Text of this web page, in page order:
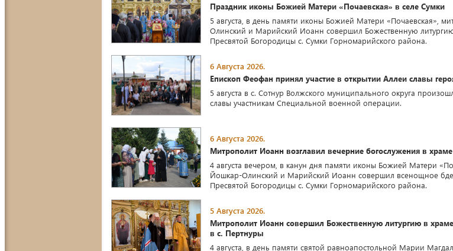
Праздник иконы Божией Матери «Почаевская» в селе Сумки
5 августа, в день памяти иконы Божией Матери «Почаевская»,
Олинский и Марийский Иоанн совершил Божественную
Пресвятой Богородицы с. Сумки Горномарийского района.
6 Августа 2026.
Епископ Феофан принял участие в открытии Аллеи славы
5 августа в с. Сотнур Волжского муниципального округа
славы участникам Специальной военной операции.
6 Августа 2026.
Митрополит Иоанн возглавил вечерние богослужения в
4 августа вечером, в канун дня памяти иконы Божией Матери
Йошкар-Олинский и Марийский Иоанн совершил всенощное
Пресвятой Богородицы с. Сумки Горномарийского района.
5 Августа 2026.
Митрополит Иоанн совершил Божественную литургию в
в с. Пертнуры
4 августа, в день памяти святой равноапостольной Марии